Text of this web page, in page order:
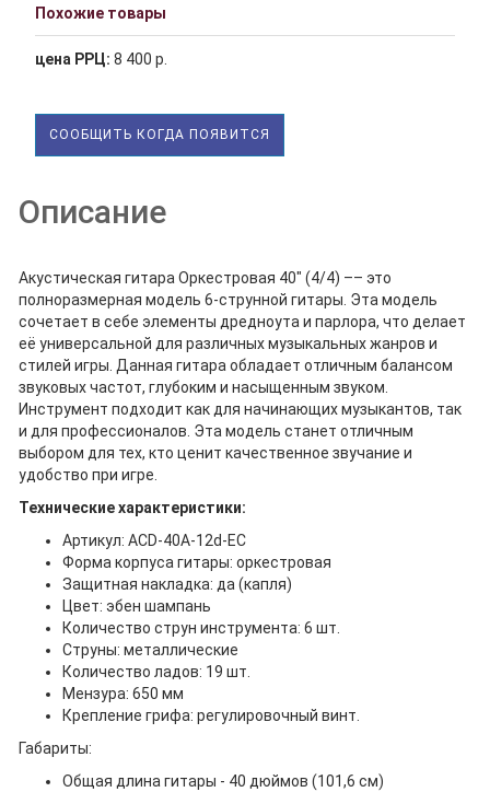
Похожие товары
цена РРЦ: 8 400 р.
СООБЩИТЬ КОГДА ПОЯВИТСЯ
Описание
Акустическая гитара Оркестровая 40" (4/4) –– это
полноразмерная модель 6-струнной гитары. Эта модель
сочетает в себе элементы дредноута и парлора, что делает
её универсальной для различных музыкальных жанров и
стилей игры. Данная гитара обладает отличным балансом
звуковых частот, глубоким и насыщенным звуком.
Инструмент подходит как для начинающих музыкантов, так
и для профессионалов. Эта модель станет отличным
выбором для тех, кто ценит качественное звучание и
удобство при игре.
Технические характеристики:
Артикул: ACD-40A-12d-EC
Форма корпуса гитары: оркестровая
Защитная накладка: да (капля)
Цвет: эбен шампань
Количество струн инструмента: 6 шт.
Струны: металлические
Количество ладов: 19 шт.
Мензура: 650 мм
Крепление грифа: регулировочный винт.
Габариты:
Общая длина гитары - 40 дюймов (101,6 см)